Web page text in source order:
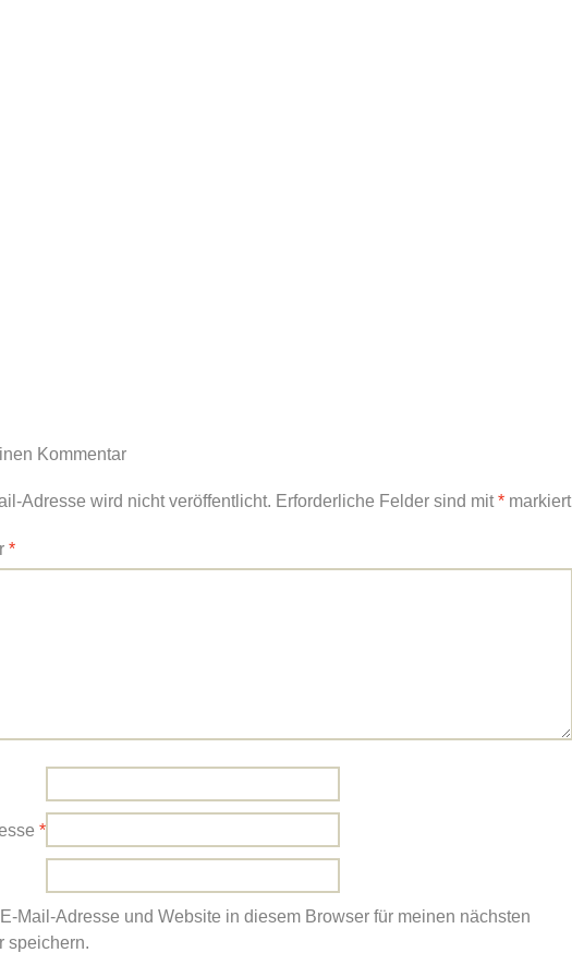
Kommentar
Adresse wird nicht veröffentlicht. Erforderliche Felder sind mit* markiert
*
*
Mail-Adresse und Website in diesem Browser für meinen nächsten
speichern.